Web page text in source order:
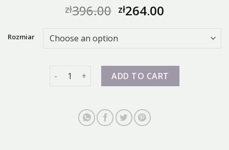
zł396.00 zł264.00
Rozmiar
air force panda quantityADD TO CART